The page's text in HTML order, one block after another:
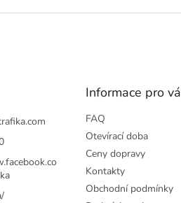
Informace pro
FAQ
Otevírací doba
Ceny dopravy
Kontakty
Obchodní podmínky